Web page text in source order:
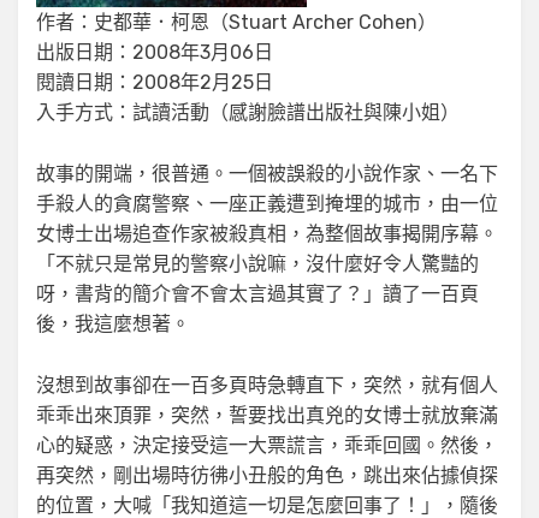
作者：史都華．柯恩（Stuart Archer Cohen）
出版日期：2008年3月06日
閱讀日期：2008年2月25日
入手方式：試讀活動（感謝臉譜出版社與陳小姐）
故事的開端，很普通。一個被誤殺的小說作家、一名下
手殺人的貪腐警察、一座正義遭到掩埋的城市，由一位
女博士出場追查作家被殺真相，為整個故事揭開序幕。
「不就只是常見的警察小說嘛，沒什麼好令人驚豔的
呀，書背的簡介會不會太言過其實了？」讀了一百頁
後，我這麼想著。
沒想到故事卻在一百多頁時急轉直下，突然，就有個人
乖乖出來頂罪，突然，誓要找出真兇的女博士就放棄滿
心的疑惑，決定接受這一大票謊言，乖乖回國。然後，
再突然，剛出場時彷彿小丑般的角色，跳出來佔據偵探
的位置，大喊「我知道這一切是怎麼回事了！」，隨後